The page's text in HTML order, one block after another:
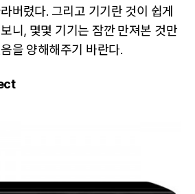
버렸다. 그리고 기기란 것이 쉽게
니, 몇몇 기기는 잠깐 만져본 것만
을 양해해주기 바란다.